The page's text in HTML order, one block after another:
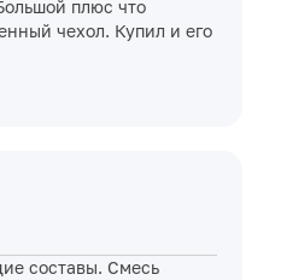
плюс что
чехол. Купил и его
составы. Смесь